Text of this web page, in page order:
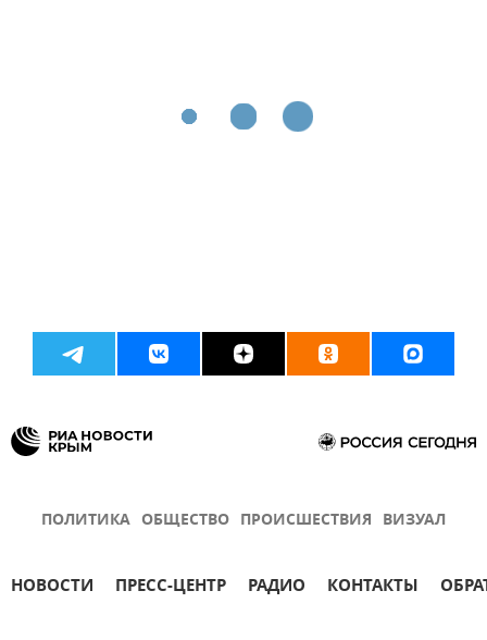
ПОЛИТИКА ОБЩЕСТВО ПРОИСШЕСТВИЯ ВИЗУАЛ
НОВОСТИ ПРЕСС-ЦЕНТР РАДИО КОНТАКТЫ